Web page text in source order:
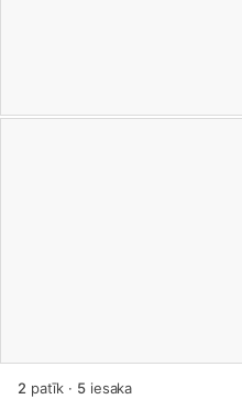
2 patīk · 5iesaka